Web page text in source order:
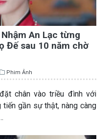
An Lạc từng
Đế sau 10 năm chờ
Phim Ảnh
chân vào triều đình với
gần sự thật, nàng càng